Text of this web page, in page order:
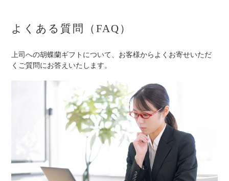
よくある質問（FAQ）
上司への胡蝶蘭ギフトについて、お客様からよくお寄せいただ
くご質問にお答えいたします。